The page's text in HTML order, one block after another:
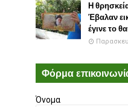
Η
Έβαλαν
έγινε το
Φόρμα
Όνομα